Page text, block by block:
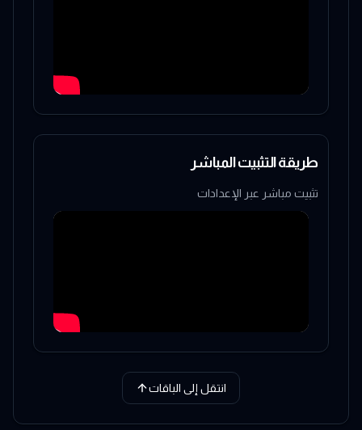
طريقة التثبيت المباشر
تثبيت مباشر عبر الإعدادات
انتقل إلى الباقات